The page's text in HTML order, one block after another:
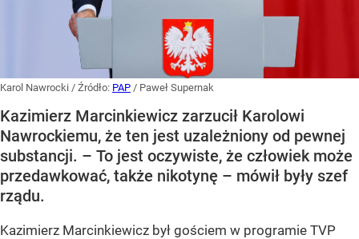
Karol Nawrocki / Źródło: PAP / Paweł Supernak
Kazimierz Marcinkiewicz zarzucił Karolowi
Nawrockiemu, że ten jest uzależniony od pewnej
substancji. – To jest oczywiste, że człowiek może
przedawkować, także nikotynę – mówił były szef
rządu.
Kazimierz Marcinkiewicz był gościem w programie TVP